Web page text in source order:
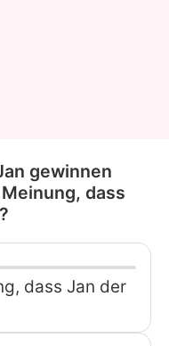
gewinnen
dass
dass Jan der